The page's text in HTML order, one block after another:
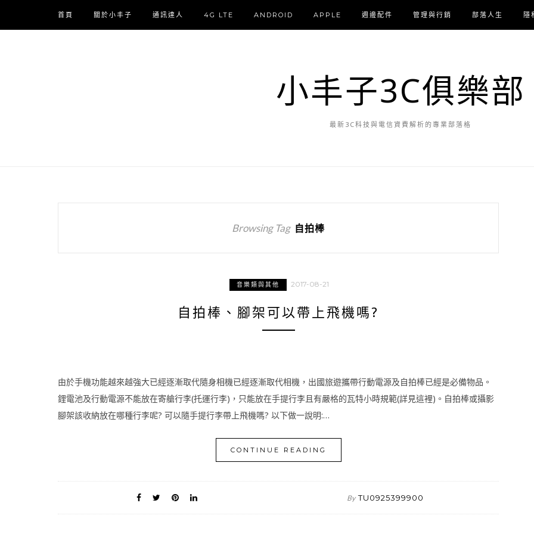
首頁 關於小丰子 通訊達人 4G LTE ANDROID APPLE 週邊配件 管理與行銷 部落人生 隱
小丰子3C俱樂部
最新3C科技與電信資費解析的專業部落格
Browsing Tag 自拍棒
音樂類與其他 2017-08-21
自拍棒、腳架可以帶上飛機嗎?
由於手機功能越來越強大已經逐漸取代隨身相機已經逐漸取代相機，出國旅遊攜帶行動電源及自拍棒已經是必備物品。
鋰電池及行動電源不能放在寄艙行李(托運行李)，只能放在手提行李且有嚴格的瓦特小時規範(詳見這裡)。自拍棒或攝影
腳架該收納放在哪種行李呢? 可以隨手提行李帶上飛機嗎? 以下做一說明:…
CONTINUE READING
By TU0925399900